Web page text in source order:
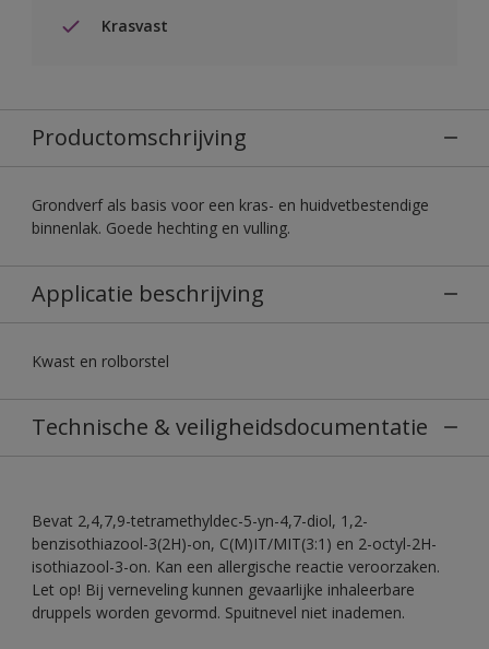
Krasvast
Productomschrijving
Grondverf als basis voor een kras- en huidvetbestendige
binnenlak. Goede hechting en vulling.
Applicatie beschrijving
Kwast en rolborstel
Technische & veiligheidsdocumentatie
Bevat 2,4,7,9-tetramethyldec-5-yn-4,7-diol, 1,2-
benzisothiazool-3(2H)-on, C(M)IT/MIT(3:1) en 2-octyl-2H-
isothiazool-3-on. Kan een allergische reactie veroorzaken.
Let op! Bij verneveling kunnen gevaarlijke inhaleerbare
druppels worden gevormd. Spuitnevel niet inademen.